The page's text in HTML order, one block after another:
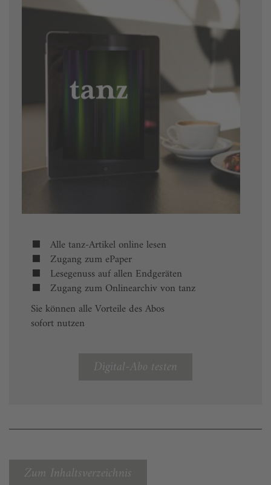
Alle tanz-Artikel online lesen
Zugang zum ePaper
Lesegenuss auf allen Endgeräten
Zugang zum Onlinearchiv von tanz
Sie können alle Vorteile des Abos
sofort nutzen
Digital-Abo testen
Zum Inhaltsverzeichnis